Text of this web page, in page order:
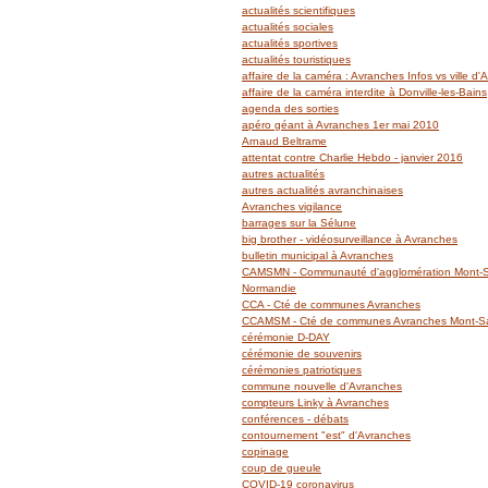
actualités scientifiques
actualités sociales
actualités sportives
actualités touristiques
affaire de la caméra : Avranches Infos vs ville
affaire de la caméra interdite à Donville-les-Bains
agenda des sorties
apéro géant à Avranches 1er mai 2010
Arnaud Beltrame
attentat contre Charlie Hebdo - janvier 2016
autres actualités
autres actualités avranchinaises
Avranches vigilance
barrages sur la Sélune
big brother - vidéosurveillance à Avranches
bulletin municipal à Avranches
CAMSMN - Communauté d'agglomération Mont-
Normandie
CCA - Cté de communes Avranches
CCAMSM - Cté de communes Avranches Mont-
cérémonie D-DAY
cérémonie de souvenirs
cérémonies patriotiques
commune nouvelle d'Avranches
compteurs Linky à Avranches
conférences - débats
contournement "est" d'Avranches
copinage
coup de gueule
COVID-19 coronavirus